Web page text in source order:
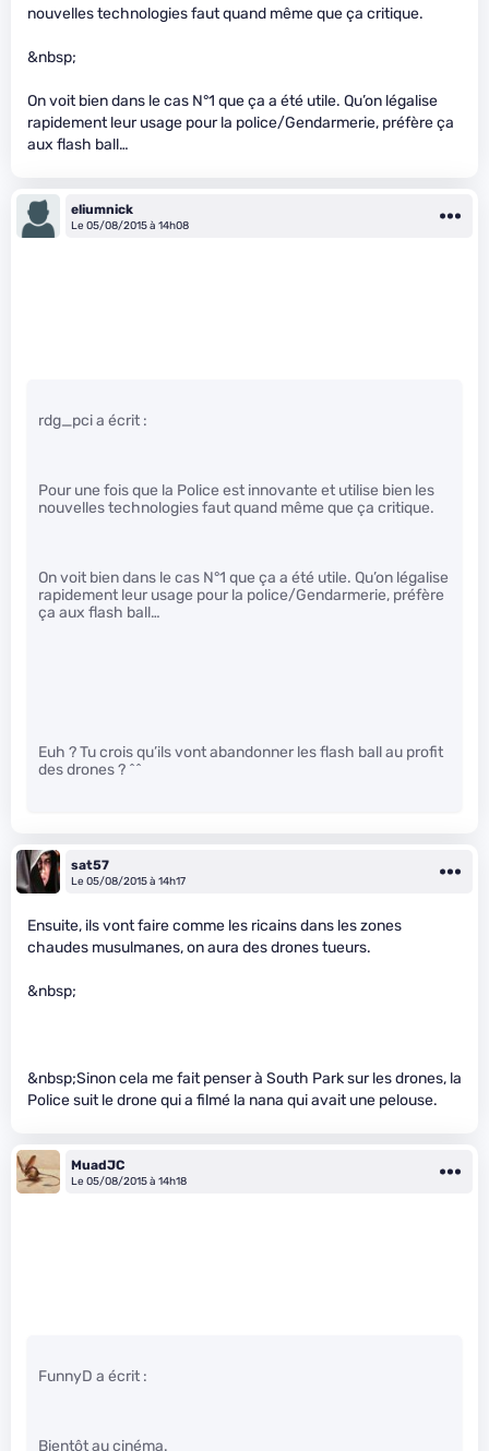
nouvelles technologies faut quand même que ça critique.
&nbsp;
On voit bien dans le cas N°1 que ça a été utile. Qu’on légalise
rapidement leur usage pour la police/Gendarmerie, préfère ça
aux flash ball…
eliumnick
Le 05/08/2015 à 14h08
rdg_pci a écrit :
Pour une fois que la Police est innovante et utilise bien les
nouvelles technologies faut quand même que ça critique.
On voit bien dans le cas N°1 que ça a été utile. Qu’on légalise
rapidement leur usage pour la police/Gendarmerie, préfère
ça aux flash ball…
Euh ? Tu crois qu’ils vont abandonner les flash ball au profit
des drones ? ^^
sat57
Le 05/08/2015 à 14h17
Ensuite, ils vont faire comme les ricains dans les zones
chaudes musulmanes, on aura des drones tueurs.
&nbsp;
&nbsp;Sinon cela me fait penser à South Park sur les drones, la
Police suit le drone qui a filmé la nana qui avait une pelouse.
MuadJC
Le 05/08/2015 à 14h18
FunnyD a écrit :
Bientôt au cinéma.